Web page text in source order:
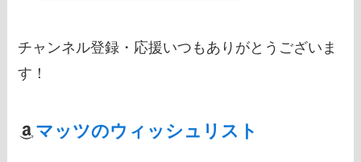
チャンネル登録・応援いつもありがとうございま
す！
マッツのウィッシュリスト